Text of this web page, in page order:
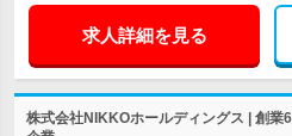
求人詳細を見る
株式会社NIKKOホールディングス | 創業